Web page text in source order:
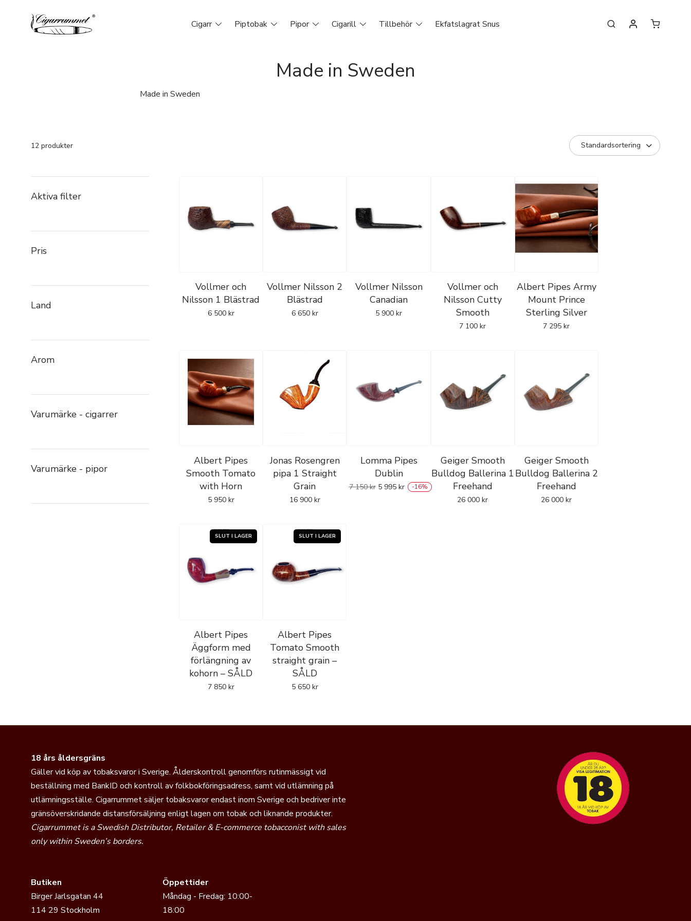
Cigarr Piptobak Pipor Cigarill Tillbehör Ekfatslagrat Snus
Made in Sweden
Made in Sweden
12 produkter
Aktiva filter
Pris
Land
Arom
Varumärke - cigarrer
Varumärke - pipor
Vollmer och
Nilsson 1 Blästrad
6 500 kr
Vollmer Nilsson 2
Blästrad
6 650 kr
Vollmer Nilsson
Canadian
5 900kr
Vollmer och
Nilsson Cutty
Smooth
7 100kr
Albert Pipes Army
Mount Prince
Sterling Silver
7 295kr
Albert Pipes
Smooth Tomato
with Horn
5 950 kr
Jonas Rosengren
pipa 1 Straight
Grain
16 900 kr
Lomma Pipes
Dublin
7 150kr 5 995 kr -16%
Geiger Smooth
Bulldog Ballerina 1
Freehand
26 000kr
Geiger Smooth
Bulldog Ballerina 2
Freehand
26 000kr
Albert Pipes
Äggform med
förlängning av
kohorn – SÅLD
7 850 kr
Albert Pipes
Tomato Smooth
straight grain –
SÅLD
5 650 kr
18 års åldersgräns
Gäller vid köp av tobaksvaror i Sverige. Ålderskontroll genomförs rutinmässigt vid
beställning med BankID och kontroll av folkbokföringsadress, samt vid utlämning på
utlämningsställe. Cigarrummet säljer tobaksvaror endast inom Sverige och bedriver inte
gränsöverskridande distansförsäljning enligt lagen om tobak och liknande produkter.
Cigarrummet is a Swedish Distributor, Retailer & E-commerce tobacconist with sales
only within Sweden’s borders.
Butiken
Birger Jarlsgatan 44
114 29 Stockholm
Öppettider
Måndag - Fredag: 10:00-
18:00